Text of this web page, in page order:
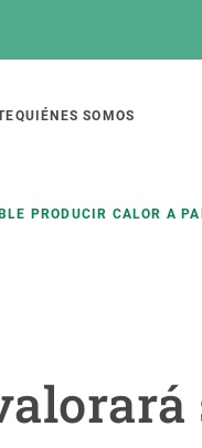
QUIÉNES SOMOS
PRODUCIR CALOR A